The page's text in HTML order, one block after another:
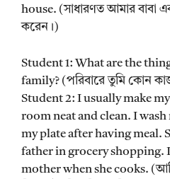
house. (সাধারণত আমার বাবা
করেন।)
Student 1: What are the
family? (পরিবারে তুমি কোন
Student 2: I usually make
room neat and clean. I
my plate after having meal.
father in grocery shopping.
mother when she cooks.